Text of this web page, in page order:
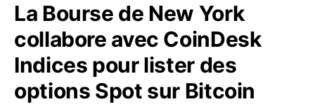
La Bourse de New York
collabore avec CoinDesk
Indices pour lister des
options Spot sur Bitcoin